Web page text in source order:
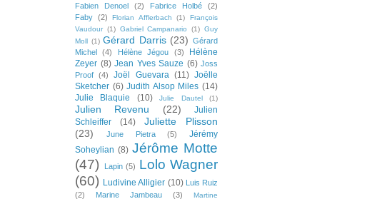
Fabien Denoel
(2) Fabrice Holbé
(2)
Faby (2) Florian Afflerbach (1)
François
Vaudour (1) Gabriel Campanario (1) Guy
Moll (1) Gérard Darris (23) Gérard
Michel
(4) Hélène Jégou (3)
Hélène
Zeyer (8) Jean Yves Sauze (6) Joss
Proof
(4) Joël Guevara (11) Joëlle
Sketcher (6) Judith Alsop Miles (14)
Julie Blaquie
(10) Julie Dautel (1)
Julien Revenu (22)
Julien
Schleiffer
(14)
Juliette Plisson
(23)
June Pietra (5)
Jérémy
Soheylian (8) Jérôme Motte
(47)
Lapin (5) Lolo Wagner
(60) Ludivine Alligier (10) Luis Ruiz
(2)
Marine Jambeau (3) Martine